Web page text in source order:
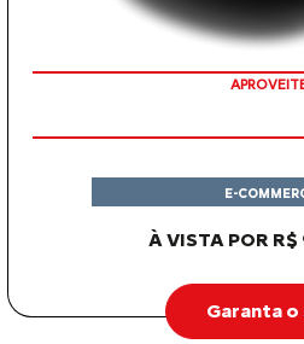
À VISTA POR
E-
Garanta o